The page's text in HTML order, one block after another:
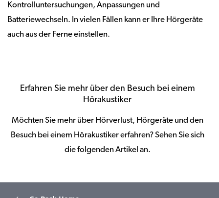
Kontrolluntersuchungen, Anpassungen und
Batteriewechseln. In vielen Fällen kann er Ihre Hörgeräte
auch aus der Ferne einstellen.
Erfahren Sie mehr über den Besuch bei einem
Hörakustiker
Möchten Sie mehr über Hörverlust, Hörgeräte und den
Besuch bei einem Hörakustiker erfahren? Sehen Sie sich
die folgenden Artikel an.